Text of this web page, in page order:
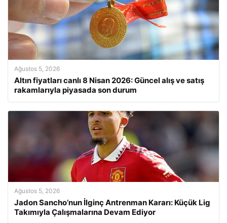
Ağustos 5, 2026
Altın fiyatları canlı 8 Nisan 2026: Güncel alış ve satış
rakamlarıyla piyasada son durum
Ağustos 5, 2026
Jadon Sancho’nun İlginç Antrenman Kararı: Küçük Lig
Takımıyla Çalışmalarına Devam Ediyor